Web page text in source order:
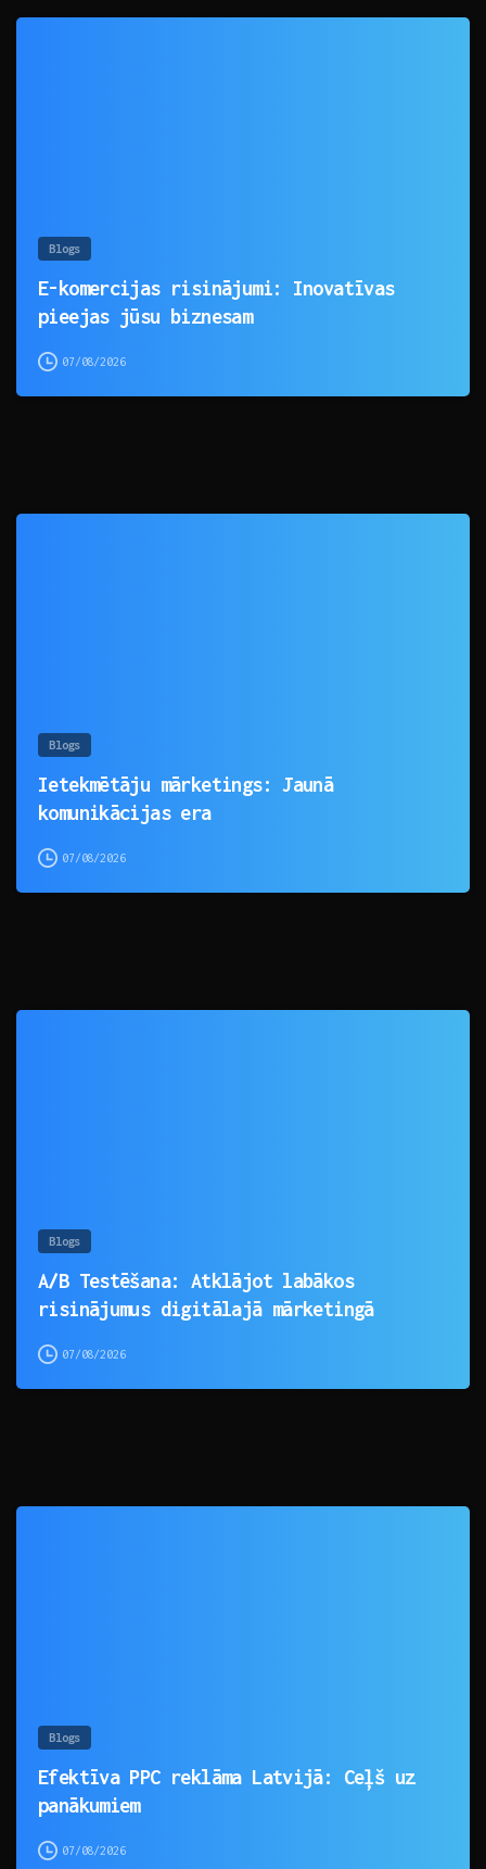
Blogs
E-komercijas risinājumi: Inovatīvas
pieejas jūsu biznesam
07/08/2026
Blogs
Ietekmētāju mārketings: Jaunā
komunikācijas era
07/08/2026
Blogs
A/B Testēšana: Atklājot labākos
risinājumus digitālajā mārketingā
07/08/2026
Blogs
Efektīva PPC reklāma Latvijā: Ceļš uz
panākumiem
07/08/2026